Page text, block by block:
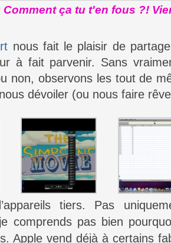
ça tu t'en fous ?!
nous fait le plaisir de
à fait parvenir. Sans
non, observons les tout de
dévoiler (ou nous faire
tiers. Pas
comprends pas bien
Apple vend déjà à certains